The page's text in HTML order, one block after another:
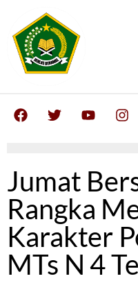
Jumat
Rangka
Karakter
MTs N 4